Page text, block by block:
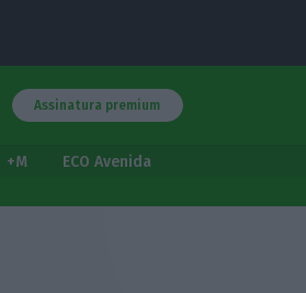
Assinatura premium
+M
ECO Avenida